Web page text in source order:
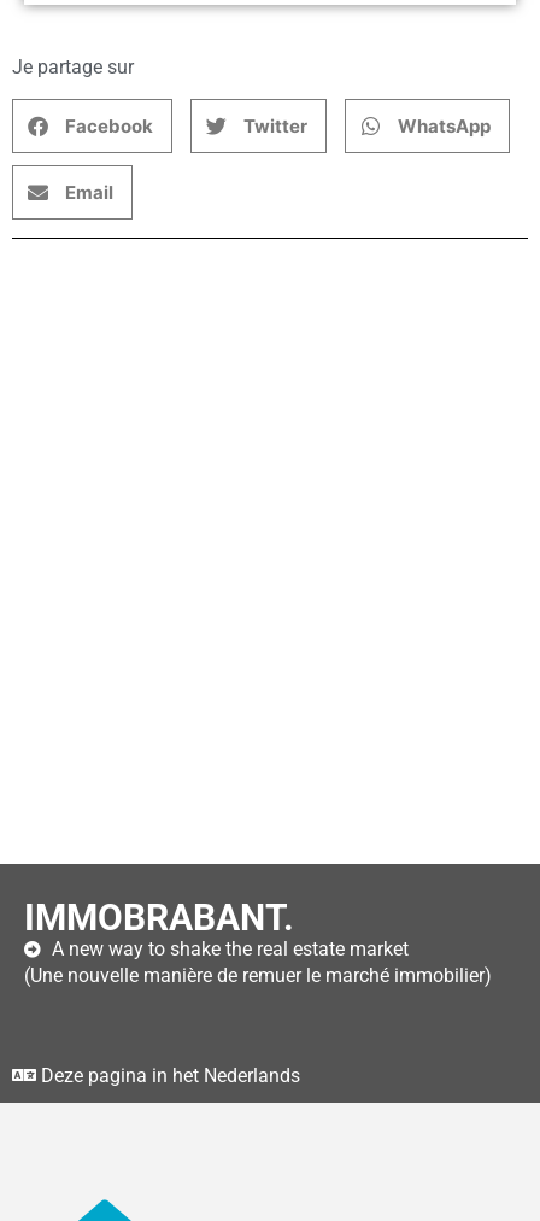
Je partage sur
Facebook Twitter WhatsApp
Email
IMMOBRABANT.
A new way to shake the real estate market
(Une nouvelle manière de remuer le marché immobilier)
Deze pagina in het Nederlands